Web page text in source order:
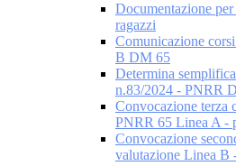
Documentazione
ragazzi
Comunicazione
B DM 65
Determina
n.83/2024 - PNRR
Convocazione terza
PNRR 65 Linea A -
Convocazione
valutazione Linea B